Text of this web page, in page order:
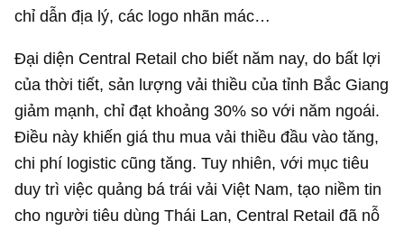
chỉ dẫn địa lý, các logo nhãn mác…
Đại diện Central Retail cho biết năm nay, do bất lợi
của thời tiết, sản lượng vải thiều của tỉnh Bắc Giang
giảm mạnh, chỉ đạt khoảng 30% so với năm ngoái.
Điều này khiến giá thu mua vải thiều đầu vào tăng,
chi phí logistic cũng tăng. Tuy nhiên, với mục tiêu
duy trì việc quảng bá trái vải Việt Nam, tạo niềm tin
cho người tiêu dùng Thái Lan, Central Retail đã nỗ